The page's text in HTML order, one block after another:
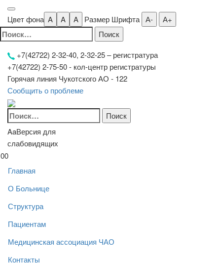
Цвет фона A A A Размер Шрифта А- А+
Найти:
+7(42722) 2-32-40, 2-32-25– регистратура
+7(42722) 2-75-50 - кол-центр регистратуры
Горячая линия Чукотского АО - 122
Сообщить о проблеме
Найти:
AaВерсия для
слабовидящих
00
Главная
О Больнице
Структура
Пациентам
Медицинская ассоциация ЧАО
Контакты